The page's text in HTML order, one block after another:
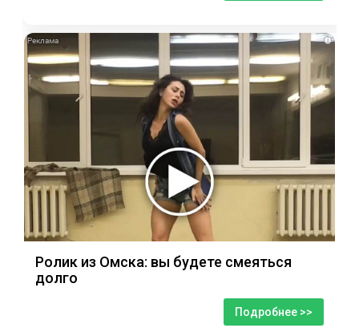
i
Ролик из Омска: вы будете смеяться
долго
Подробнее >>